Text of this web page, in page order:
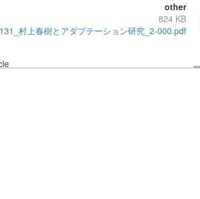
other
824 KB
村上春樹とアダプテーション研究_2-000.pdf